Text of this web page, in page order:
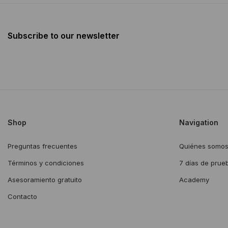
Subscribe to our newsletter
Shop
Preguntas frecuentes
Términos y condiciones
Asesoramiento gratuito
Contacto
Navigation
Quiénes somos
7 días de
Academy